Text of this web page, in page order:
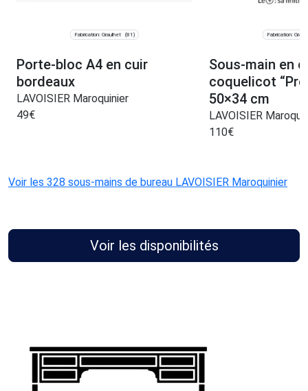
Fabrication: Graulhet (81)
Porte-bloc A4 en cuir
bordeaux
LAVOISIER Maroquinier
49€
Fabrication:
Sous-main en
coquelicot
50×34 cm
LAVOISIER
110€
Voir les 328 sous-mains de bureau LAVOISIER Maroquinier
Voir les disponibilités